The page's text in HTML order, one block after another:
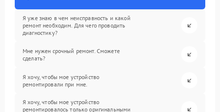
Я уже знаю в чем неисправность и какой
ремонт необходим. Для чего проводить
диагностику?
Мне нужен срочный ремонт. Сможете
сделать?
Я хочу, чтобы мое устройство
ремонтировали при мне.
Я хочу, чтобы мое устройство
ремонтировалось только оригинальными